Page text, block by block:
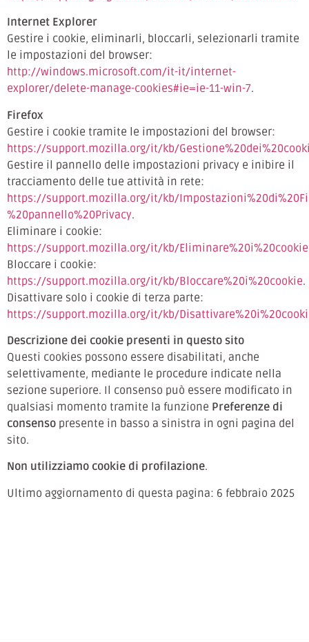
Internet Explorer
Gestire i cookie, eliminarli, bloccarli, selezionarli tramite
le impostazioni del browser:
http://windows.microsoft.com/it-it/internet-
explorer/delete-manage-cookies#ie=ie-11-win-7.
Firefox
Gestire i cookie tramite le impostazioni del browser:
https://support.mozilla.org/it/kb/
Gestire il pannello delle impostazioni privacy e inibire il
tracciamento delle tue attività in rete:
https://support.mozilla.org/it/kb/
%20pannello%20Privacy.
Eliminare i cookie:
https://support.mozilla.org/it/kb/Eliminare%20i%20cookie
Bloccare i cookie:
https://support.mozilla.org/it/kb/Bloccare%20i%20cookie.
Disattivare solo i cookie di terza parte:
https://support.mozilla.org/it/kb/
Descrizione dei cookie presenti in questo sito
Questi cookies possono essere disabilitati, anche
selettivamente, mediante le procedure indicate nella
sezione superiore. Il consenso può essere modificato in
qualsiasi momento tramite la funzione Preferenze di
consenso presente in basso a sinistra in ogni pagina del
sito.
Non utilizziamo cookie di profilazione.
Ultimo aggiornamento di questa pagina: 6 febbraio 2025